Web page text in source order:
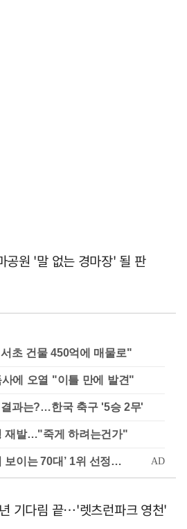
원 '말 없는 경마장' 될 판
초 건물 450억에 매물로"
에 오열 "이틀 만에 발견"
과는?…한국 축구 '5승 2무'
재발…"죽게 하려는건가"
기다림 끝…'렛츠런파크 영천'